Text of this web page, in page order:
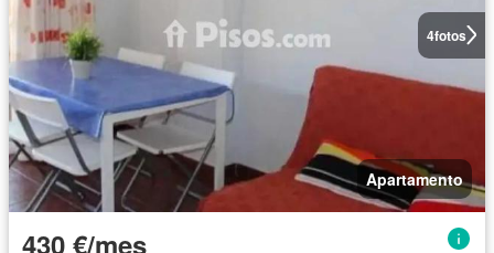
4fotos
Apartamento
430 €/mes